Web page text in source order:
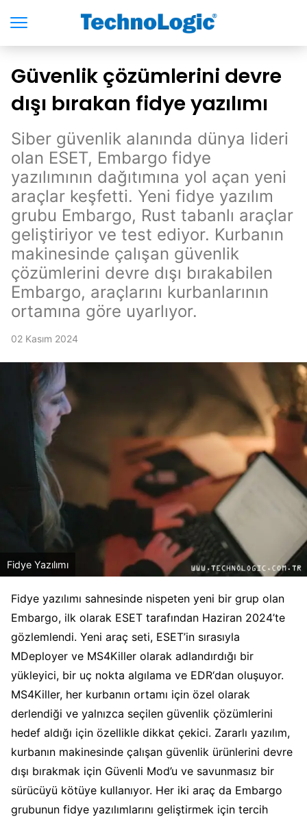
Güvenlik çözümlerini devre
dışı bırakan fidye yazılımı
Siber güvenlik alanında dünya lideri
olan ESET, Embargo fidye
yazılımının dağıtımına yol açan yeni
araçlar keşfetti. Yeni fidye yazılım
grubu Embargo, Rust tabanlı araçlar
geliştiriyor ve test ediyor. Kurbanın
makinesinde çalışan güvenlik
çözümlerini devre dışı bırakabilen
Embargo, araçlarını kurbanlarının
ortamına göre uyarlıyor.
02 Kasım 2024
Fidye Yazılımı
Fidye yazılımı sahnesinde nispeten yeni bir grup olan
Embargo, ilk olarak ESET tarafından Haziran 2024’te
gözlemlendi. Yeni araç seti, ESET’in sırasıyla
MDeployer ve MS4Killer olarak adlandırdığı bir
yükleyici, bir uç nokta algılama ve EDR‘dan oluşuyor.
MS4Killer, her kurbanın ortamı için özel olarak
derlendiği ve yalnızca seçilen güvenlik çözümlerini
hedef aldığı için özellikle dikkat çekici. Zararlı yazılım,
kurbanın makinesinde çalışan güvenlik ürünlerini devre
dışı bırakmak için Güvenli Mod’u ve savunmasız bir
sürücüyü kötüye kullanıyor. Her iki araç da Embargo
grubunun fidye yazılımlarını geliştirmek için tercih